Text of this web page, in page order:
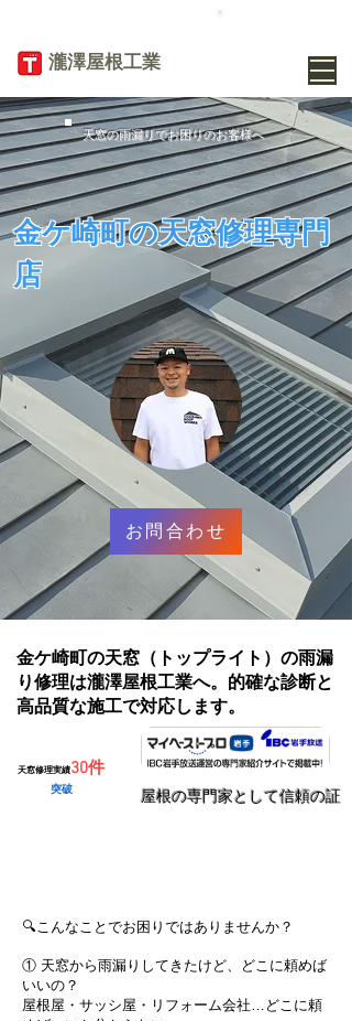
​瀧澤屋根工業
天窓の雨漏りでお困りのお客様へ
金ケ崎町の天窓修理専門
店
お問合わせ
金ケ崎町の天窓（トップライト）の雨漏
り修理は瀧澤屋根工業へ。的確な診断と
高品質な施工で対応します。
天窓修理実績30件
突破 ​屋根の専門家として信頼の証
🔍こんなことでお困りではありませんか？
① 天窓から雨漏りしてきたけど、どこに頼めば
いいの？
屋根屋・サッシ屋・リフォーム会社…どこに頼